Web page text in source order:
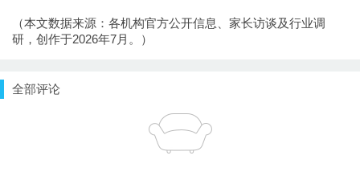
（本文数据来源：各机构官方公开信息、家长访谈及行业调
研，创作于2026年7月。）
全部评论